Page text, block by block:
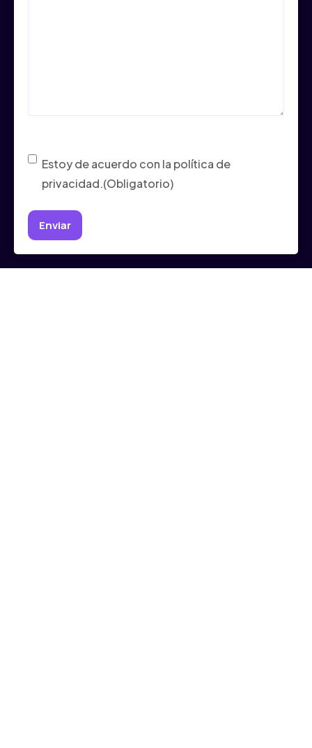
Consentimiento (Obligatorio)
Estoy de acuerdo con la política de
privacidad.(Obligatorio)